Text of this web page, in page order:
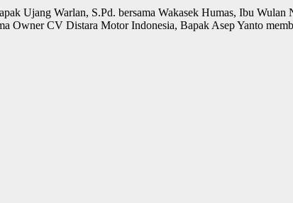
Ujang Warlan, S.Pd. bersama Wakasek Humas, Ibu Wulan
Owner CV Distara Motor Indonesia, Bapak Asep Yanto